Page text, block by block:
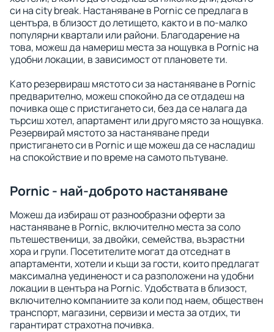
си на city break. Настаняване в Pornic се предлага в
центъра, в близост до летището, както и в по-малко
популярни квартали или райони. Благодарение на
това, можеш да намериш места за нощувка в Pornic на
удобни локации, в зависимост от плановете ти.
Като резервираш мястото си за настаняване в Pornic
предварително, можеш спокойно да се отдадеш на
почивка още с пристигането си, без да се налага да
търсиш хотел, апартамент или друго място за нощувка.
Резервирай мястото за настаняване преди
пристигането си в Pornic и ще можеш да се насладиш
на спокойствие и по време на самото пътуване.
Pornic - най-доброто настаняване
Можеш да избираш от разнообразни оферти за
настаняване в Pornic, включително места за соло
пътешественици, за двойки, семейства, възрастни
хора и групи. Посетителите могат да отседнат в
апартаменти, хотели и къщи за гости, които предлагат
максимална уединеност и са разположени на удобни
локации в центъра на Pornic. Удобствата в близост,
включително компаниите за коли под наем, обществен
транспорт, магазини, сервизи и места за отдих, ти
гарантират страхотна почивка.